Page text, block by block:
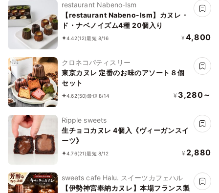
restaurant Nabeno-Ism
【restaurant Nabeno-Ism】カヌレ・
ド・ナベノイズム4種 20個入り
4.42(12)最短 8/16 ¥ 4,800
クロネコパティスリー
東京カヌレ 定番のお味のアソート８個
セット
4.62(50)最短 8/14 ¥ 3,280～
Ripple sweets
生チョコカヌレ 4個入《ヴィーガンスイ
ーツ》
4.76(21)最短 8/12 ¥ 2,880
sweets cafe Halu. スイーツカフェハル
【伊勢神宮奉納カヌレ】本場フランス製